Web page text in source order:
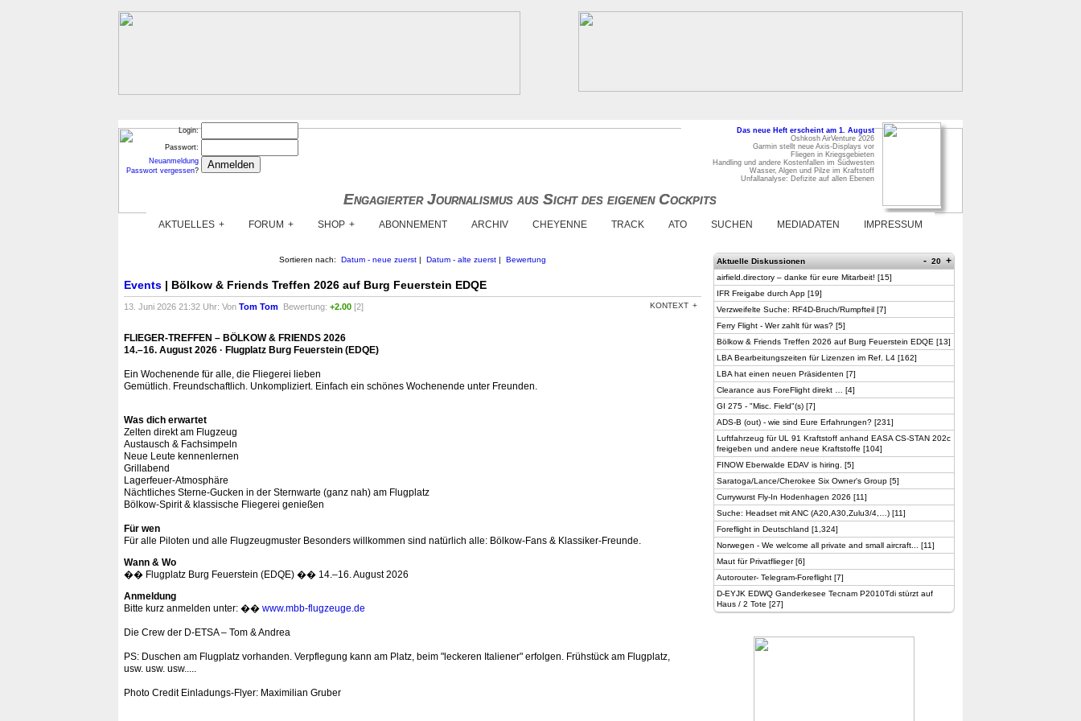
Login:
Passwort:
Neuanmeldung
Passwort vergessen?
Das neue Heft erscheint am 1. August
Oshkosh AirVenture 2026
Garmin stellt neue Axis-Displays vor
Fliegen in Kriegsgebieten
Handling und andere Kostenfallen im Südwesten
Wasser, Algen und Pilze im Kraftstoff
Unfallanalyse: Defizite auf allen Ebenen
Engagierter Journalismus aus Sicht des eigenen Cockpits
Engagierter Journalismus aus Sicht des eigenen Cockpits
AKTUELLES FORUM SHOP ABONNEMENT ARCHIV CHEYENNE TRACK ATO SUCHEN MEDIADATEN IMPRESSUM
Sortieren nach: Datum - neue zuerst | Datum - alte zuerst | Bewertung
Events | Bölkow & Friends Treffen 2026 auf Burg Feuerstein EDQE
13. Juni 2026 21:32 Uhr: Von Tom Tom Bewertung: +2.00 [2] KONTEXT
FLIEGER‑TREFFEN – BÖLKOW & FRIENDS 2026
14.–16. August 2026 · Flugplatz Burg Feuerstein (EDQE)
Ein Wochenende für alle, die Fliegerei lieben
Gemütlich. Freundschaftlich. Unkompliziert. Einfach ein schönes Wochenende unter Freunden.
Was dich erwartet
Zelten direkt am Flugzeug
Austausch & Fachsimpeln
Neue Leute kennenlernen
Grillabend
Lagerfeuer‑Atmosphäre
Nächtliches Sterne-Gucken in der Sternwarte (ganz nah) am Flugplatz
Bölkow‑Spirit & klassische Fliegerei genießen
Für wen
Für alle Piloten und alle Flugzeugmuster Besonders willkommen sind natürlich alle: Bölkow‑Fans & Klassiker‑Freunde.
Wann & Wo
�� Flugplatz Burg Feuerstein (EDQE) �� 14.–16. August 2026
Anmeldung
Bitte kurz anmelden unter: �� www.mbb-flugzeuge.de
Die Crew der D‑ETSA – Tom & Andrea
PS: Duschen am Flugplatz vorhanden. Verpflegung kann am Platz, beim "leckeren Italiener" erfolgen. Frühstück am Flugplatz,
usw. usw. usw.....
Photo Credit Einladungs-Flyer: Maximilian Gruber
Aktuelle Diskussionen - 20 +
airfield.directory – danke für eure Mitarbeit! [15]
IFR Freigabe durch App [19]
Verzweifelte Suche: RF4D-Bruch/Rumpfteil [7]
Ferry Flight - Wer zahlt für was? [5]
Bölkow & Friends Treffen 2026 auf Burg Feuerstein EDQE [13]
LBA Bearbeitungszeiten für Lizenzen im Ref. L4 [162]
LBA hat einen neuen Präsidenten [7]
Clearance aus ForeFlight direkt …
[4]
GI 275 - "Misc. Field"(s) [7]
ADS-B (out) - wie sind Eure Erfahrungen? [231]
Luftfahrzeug für UL 91 Kraftstoff anhand EASA CS-STAN 202c
freigeben und andere neue Kraftstoffe [104]
FINOW Eberwalde EDAV is hiring.
[5]
Saratoga/Lance/Cherokee Six Owner's Group [5]
Currywurst Fly-In Hodenhagen 2026 [11]
Suche: Headset mit ANC (A20,A30,Zulu3/4,…) [11]
Foreflight in Deutschland [1,324]
Norwegen - We welcome all private and small aircraft...
[11]
Maut für Privatflieger[6]
Autorouter- Telegram-Foreflight [7]
D-EYJK EDWQ Ganderkesee Tecnam P2010Tdi stürzt auf
Haus / 2 Tote [27]